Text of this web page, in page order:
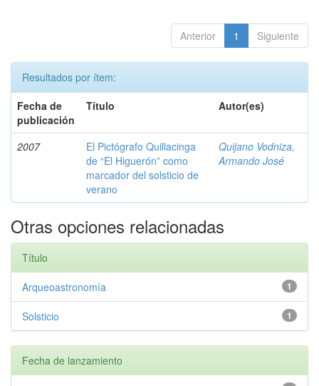
Anterior 1 Siguiente
Resultados por ítem:
Fecha de
publicación
Título Autor(es)
2007
El Pictógrafo Quillacinga
de “El Higuerón” como
marcador del solsticio de
verano
Quijano Vodniza,
Armando José
Otras opciones relacionadas
Título
1
Arqueoastronomía
1
Solsticio
Fecha de lanzamiento